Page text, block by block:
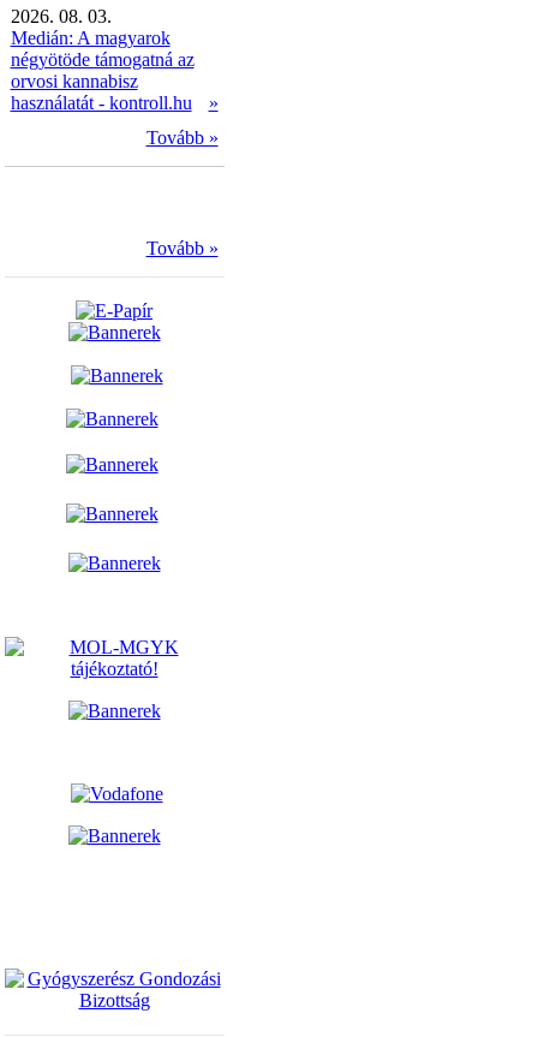
2026. 08. 03.
Medián: A magyarok
négyötöde támogatná az
orvosi kannabisz
használatát - kontroll.hu
»
Tovább »
Tovább »